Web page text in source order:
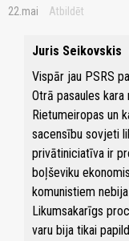
22.mai Atbildēt
Juris Seikovskis
Vispār jau PSRS
Otrā pasaules
Rietumeiropas un
sacensību sovjeti
privātiniciatīva ir
boļševiku
komunistiem
Likumsakarīgs
varu bija tikai